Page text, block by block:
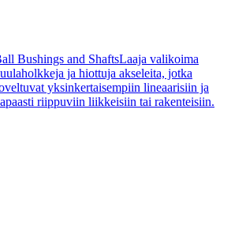
Bushings and ShaftsLaaja valikoima
ja hiottuja akseleita, jotka
yksinkertaisempiin lineaarisiin ja
riippuviin liikkeisiin tai rakenteisiin.